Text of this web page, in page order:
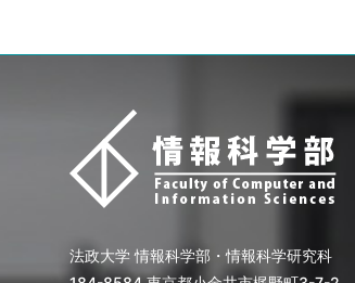
法政大学 情報科学部・情報科学研究科